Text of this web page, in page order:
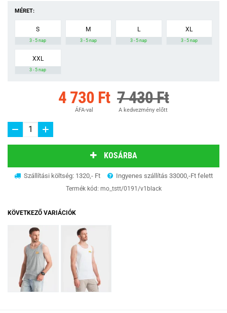
MÉRET:
S
3 - 5 nap
M
3 - 5 nap
L
3 - 5 nap
XL
3 - 5 nap
XXL
3 - 5 nap
4 730 Ft
ÁFA-val
7 430 Ft
A kedvezmény előtt
KOSÁRBA
Szállítási költség: 1320,- Ft Ingyenes szállítás 33000,-Ft felett
Termék kód: mo_tstt/0191/v1black
KÖVETKEZŐ VARIÁCIÓK